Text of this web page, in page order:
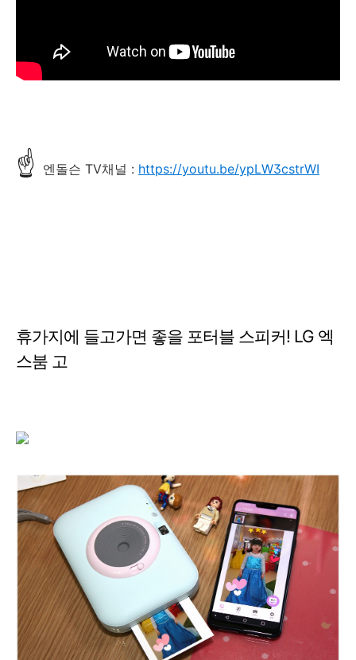
☝ 엔돌슨 TV채널 : https://youtu.be/ypLW3cstrWI
휴가지에 들고가면 좋을 포터블 스피커! LG 엑
스붐 고